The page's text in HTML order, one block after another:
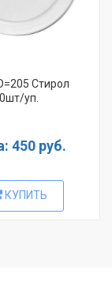
Стирол
уп.
450 руб.
КУПИТЬ